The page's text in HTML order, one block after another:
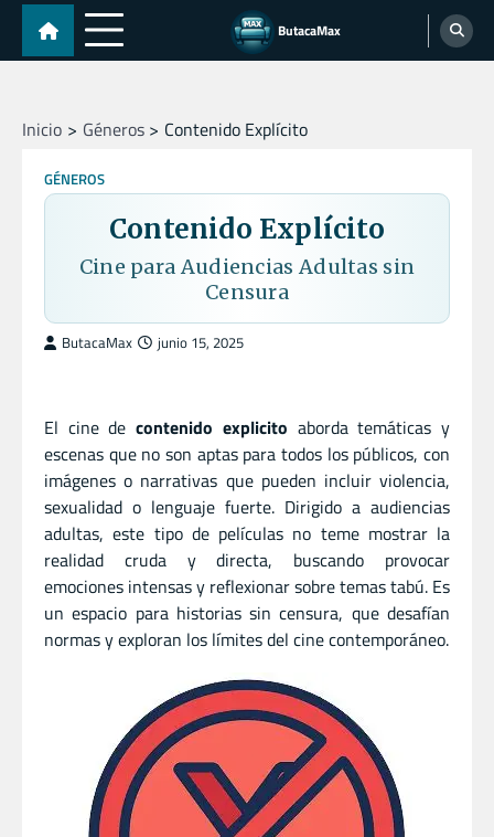
Skip
content
ButacaMax
Inicio Géneros Contenido Explícito
GÉNEROS
Contenido Explícito
Cine para Audiencias Adultas sin
Censura
ButacaMax junio 15, 2025
El cine decontenido explicito aborda temáticas y
escenas que no son aptas para todos los públicos, con
imágenes o narrativas que pueden incluir violencia,
sexualidad o lenguaje fuerte. Dirigido a audiencias
adultas, este tipo de películas no teme mostrar la
realidad cruda y directa, buscando provocar
emociones intensas y reflexionar sobre temas tabú. Es
un espacio para historias sin censura, que desafían
normas y exploran los límites del cine contemporáneo.